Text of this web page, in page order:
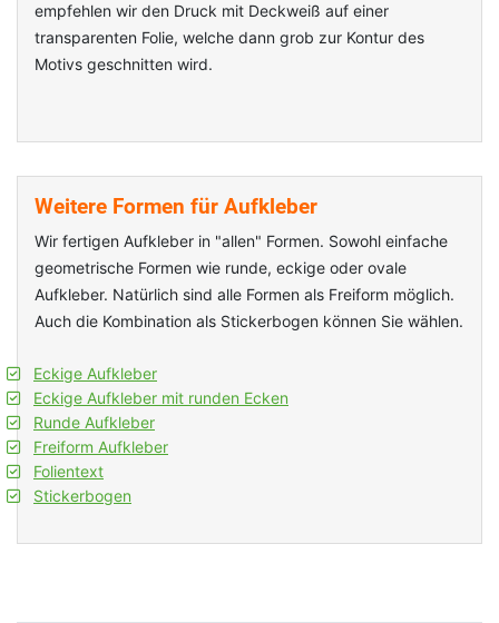
empfehlen wir den Druck mit Deckweiß auf einer
transparenten Folie, welche dann grob zur Kontur des
Motivs geschnitten wird.
Weitere Formen für Aufkleber
Wir fertigen Aufkleber in "allen" Formen. Sowohl einfache
geometrische Formen wie runde, eckige oder ovale
Aufkleber. Natürlich sind alle Formen als Freiform möglich.
Auch die Kombination als Stickerbogen können Sie wählen.
Eckige Aufkleber
Eckige Aufkleber mit runden Ecken
Runde Aufkleber
Freiform Aufkleber
Folientext
Stickerbogen